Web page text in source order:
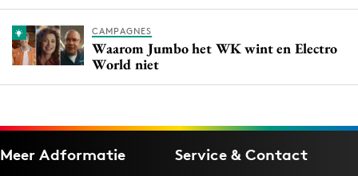
CAMPAGNES
Waarom Jumbo het WK wint en Electro
World niet
Meer Adformatie Service & Contact